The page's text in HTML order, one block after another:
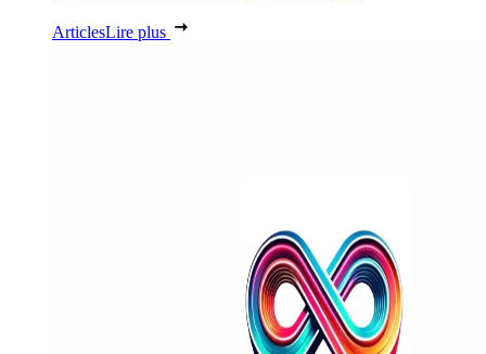
ArticlesLire plus